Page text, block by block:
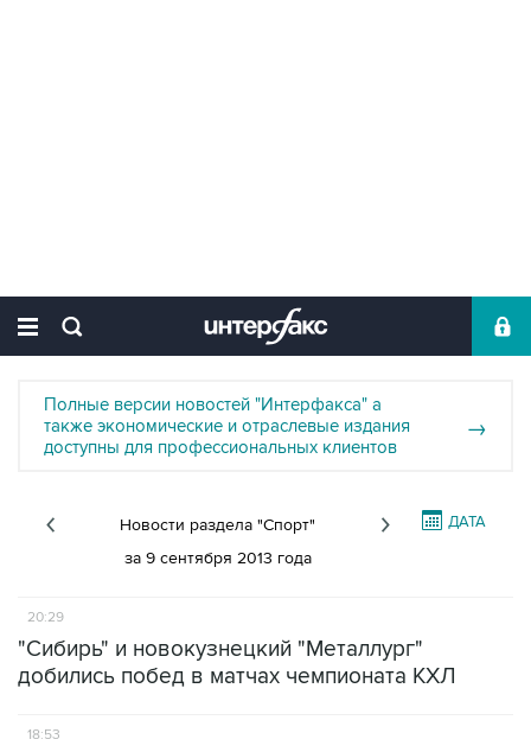
Полные версии новостей "Интерфакса" а
также экономические и отраслевые издания
доступны для профессиональных клиентов
→
Новости раздела "Спорт"
за 9 сентября 2013 года
ДАТА
20:29
"Сибирь" и новокузнецкий "Металлург"
добились побед в матчах чемпионата КХЛ
18:53